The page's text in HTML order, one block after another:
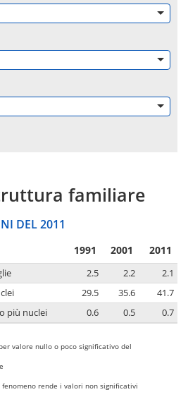
familiare
DEL 2011
1991 2001 2011
2.5 2.2
2.1
29.5 35.6
41.7
più nuclei
0.6 0.5 0.7
valore nullo o poco significativo del
rende i valori non significativi